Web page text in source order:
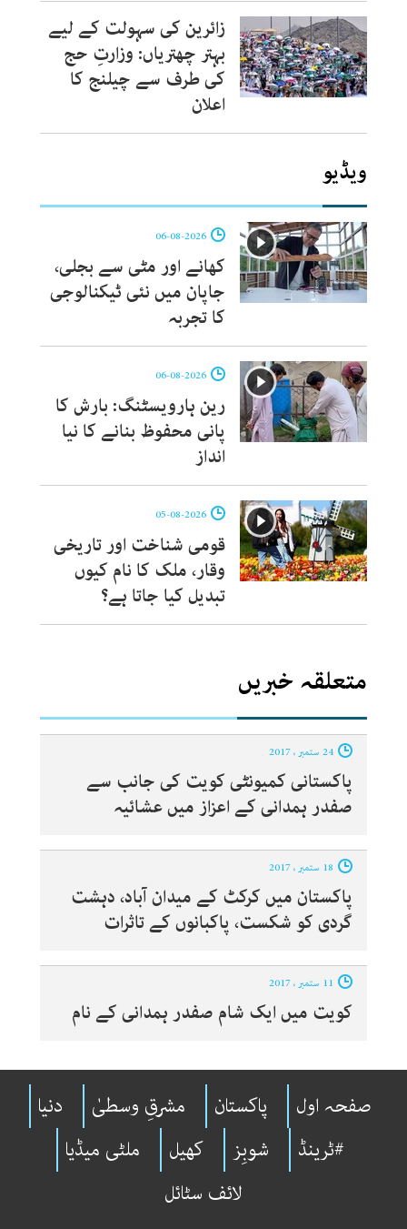
زائرین کی سہولت کے لیے
بہتر چھتریاں: وزارتِ حج
کی طرف سے چیلنج کا
اعلان
ویڈیو
کھانے اور مٹی سے بجلی،
جاپان میں نئی ٹیکنالوجی
کا تجربہ
رین ہارویسٹنگ: بارش کا
پانی محفوظ بنانے کا نیا
انداز
قومی شناخت اور تاریخی
وقار، ملک کا نام کیوں
تبدیل کیا جاتا ہے؟
متعلقہ خبریں
پاکستانی کمیونٹی کویت کی جانب سے
صفدر ہمدانی کے اعزاز میں عشائیہ
پاکستان میں کرکٹ کے میدان آباد، دہشت
گردی کو شکست، پاکبانوں کے تاثرات
کویت میں ایک شام صفدر ہمدانی کے نام
صفحہ اول پاکستان مشرقِ وسطیٰ
دنیا
#ٹرینڈ
شوبِز کھیل
ملٹی میڈیا
لائف سٹائل